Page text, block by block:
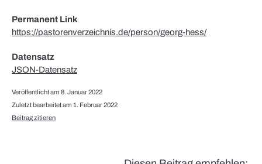
Permanent Link
https://pastorenverzeichnis.de/person/georg-hess/
Datensatz
JSON-Datensatz
Veröffentlicht am 8. Januar 2022
Zuletzt bearbeitet am 1. Februar 2022
Beitrag zitieren